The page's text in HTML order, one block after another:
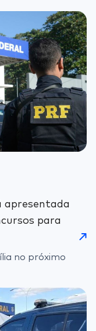
apresentada
para
no próximo